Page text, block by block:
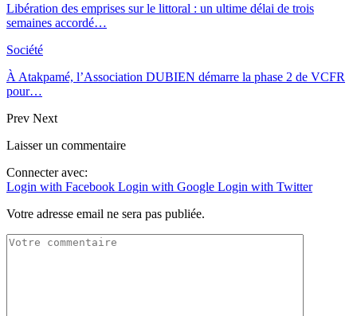
Libération des emprises sur le littoral : un ultime délai de trois
semaines accordé…
Société
À Atakpamé, l’Association DUBIEN démarre la phase 2 de VCFR
pour…
Prev Next
Laisser un commentaire
Connecter avec:
Login with Facebook Login with Google Login with Twitter
Votre adresse email ne sera pas publiée.